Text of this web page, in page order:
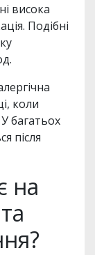
висока
Подібні
коли
багатьох
після
на